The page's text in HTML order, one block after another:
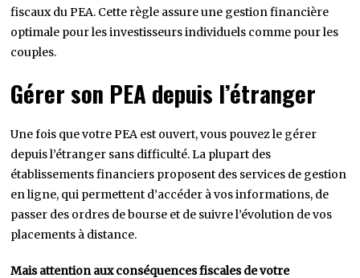
fiscaux du PEA. Cette règle assure une gestion financière
optimale pour les investisseurs individuels comme pour les
couples.
Gérer son PEA depuis l’étranger
Une fois que votre PEA est ouvert, vous pouvez le gérer
depuis l’étranger sans difficulté. La plupart des
établissements financiers proposent des services de gestion
en ligne, qui permettent d’accéder à vos informations, de
passer des ordres de bourse et de suivre l’évolution de vos
placements à distance.
Mais attention aux conséquences fiscales de votre